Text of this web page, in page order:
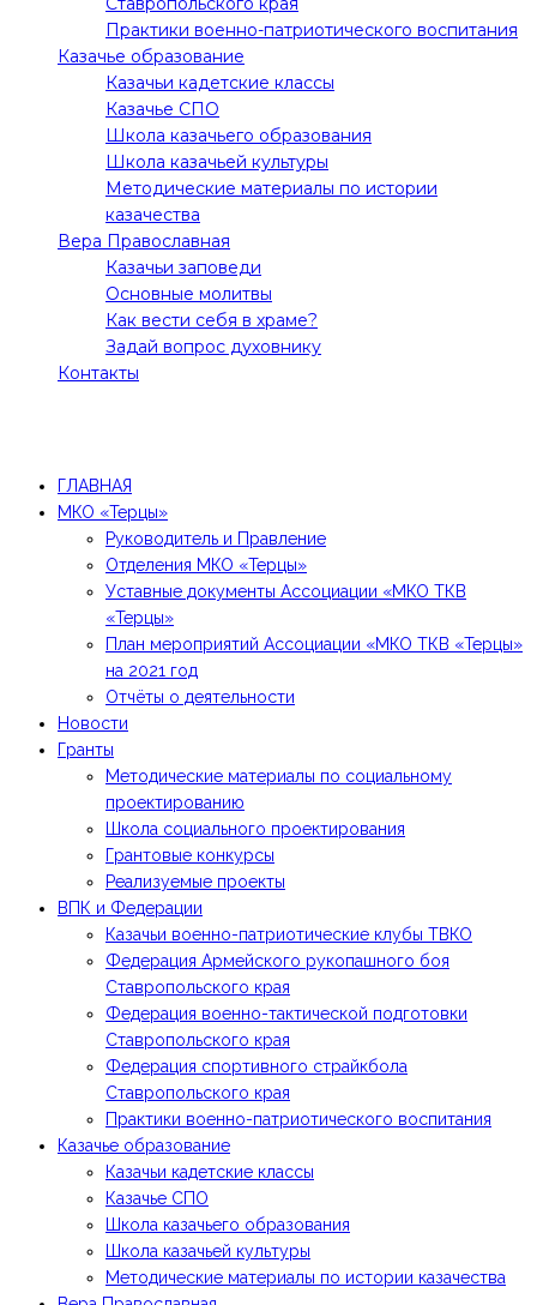
Практики военно-патриотического воспитания
Казачье образование
Казачьи кадетские классы
Казачье СПО
Школа казачьего образования
Школа казачьей культуры
Методические материалы по истории
казачества
Вера Православная
Казачьи заповеди
Основные молитвы
Как вести себя в храме?
Задай вопрос духовнику
Контакты
ГЛАВНАЯ
МКО «Терцы»
Руководитель и Правление
Отделения МКО «Терцы»
Уставные документы Ассоциации «МКО ТКВ
«Терцы»
План мероприятий Ассоциации «МКО ТКВ «Терцы»
на 2021 год
Отчёты о деятельности
Новости
Гранты
Методические материалы по социальному
проектированию
Школа социального проектирования
Грантовые конкурсы
Реализуемые проекты
ВПК и Федерации
Казачьи военно-патриотические клубы ТВКО
Федерация Армейского рукопашного боя
Ставропольского края
Федерация военно-тактической подготовки
Ставропольского края
Федерация спортивного страйкбола
Ставропольского края
Практики военно-патриотического воспитания
Казачье образование
Казачьи кадетские классы
Казачье СПО
Школа казачьего образования
Школа казачьей культуры
Методические материалы по истории казачества